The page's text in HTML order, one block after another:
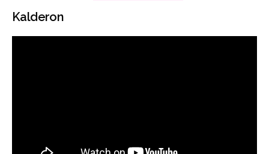
Kalderon